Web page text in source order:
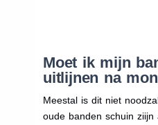
Moet ik mijn
uitlijnen na
Meestal is dit niet
oude banden schuin